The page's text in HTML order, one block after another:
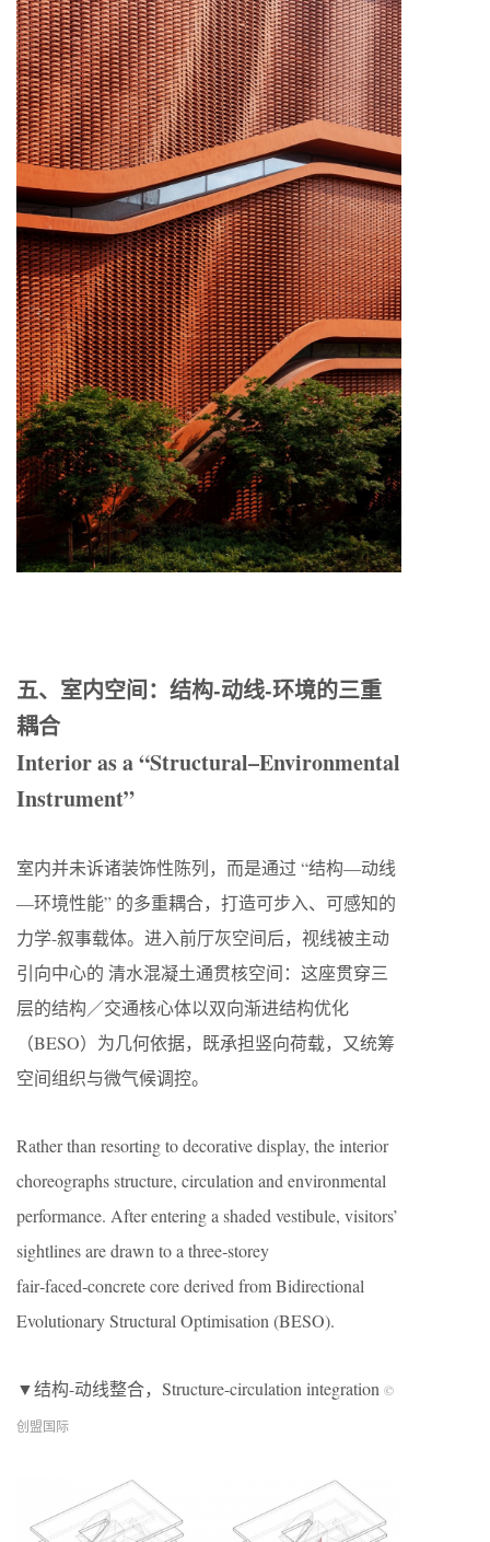
五、室内空间：结构-动线-环境的三重
耦合
Interior as a “Structural–Environmental
Instrument”
室内并未诉诸装饰性陈列，而是通过 “结构—动线
—环境性能” 的多重耦合，打造可步入、可感知的
力学-叙事载体。进入前厅灰空间后，视线被主动
引向中心的 清水混凝土通贯核空间：这座贯穿三
层的结构／交通核心体以双向渐进结构优化
（BESO）为几何依据，既承担竖向荷载，又统筹
空间组织与微气候调控。
Rather than resorting to decorative display, the interior
choreographs structure, circulation and environmental
performance. After entering a shaded vestibule, visitors’
sightlines are drawn to a three‑storey
fair‑faced‑concrete core derived from Bidirectional
Evolutionary Structural Optimisation (BESO).
▼结构-动线整合，Structure-circulation integration ©
创盟国际